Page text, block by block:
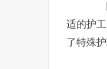
同
适的护
了特殊